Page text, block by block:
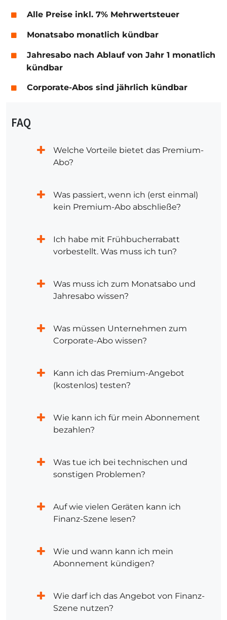
Alle Preise inkl. 7% Mehrwertsteuer
Monatsabo monatlich kündbar
Jahresabo nach Ablauf von Jahr 1 monatlich
kündbar
Corporate-Abos sind jährlich kündbar
FAQ
Welche Vorteile bietet das Premium-
Abo?
Was passiert, wenn ich (erst einmal)
kein Premium-Abo abschließe?
Ich habe mit Frühbucherrabatt
vorbestellt. Was muss ich tun?
Was muss ich zum Monatsabo und
Jahresabo wissen?
Was müssen Unternehmen zum
Corporate-Abo wissen?
Kann ich das Premium-Angebot
(kostenlos) testen?
Wie kann ich für mein Abonnement
bezahlen?
Was tue ich bei technischen und
sonstigen Problemen?
Auf wie vielen Geräten kann ich
Finanz-Szene lesen?
Wie und wann kann ich mein
Abonnement kündigen?
Wie darf ich das Angebot von Finanz-
Szene nutzen?